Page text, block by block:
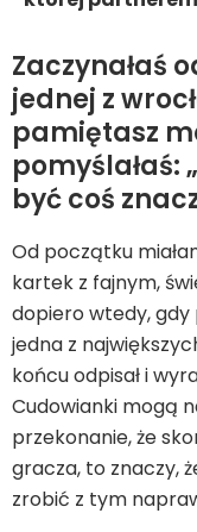
Zaczynałaś
jednej z
pamiętasz
pomyślałaś:
być coś
Od początku
kartek z fajnym,
dopiero wtedy,
jedna z
końcu odpisał i
Cudowianki mogą
przekonanie, że
gracza, to znaczy,
zrobić z tym